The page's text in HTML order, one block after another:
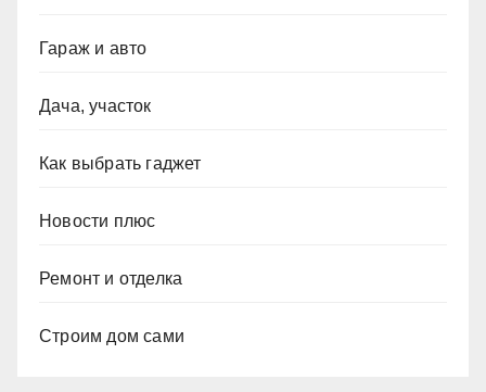
Гараж и авто
Дача, участок
Как выбрать гаджет
Новости плюс
Ремонт и отделка
Строим дом сами